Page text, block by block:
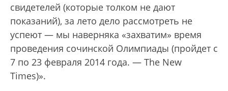
свидетелей (которые толком не дают
показаний), за лето дело рассмотреть не
успеют — мы наверняка «захватим» время
проведения сочинской Олимпиады (пройдет с
7 по 23 февраля 2014 года. — The New
Times)».